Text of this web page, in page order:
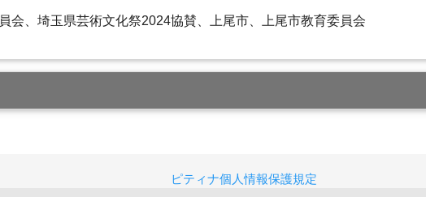
会、埼玉県芸術文化祭2024協賛、上尾市、上尾市教育委員会
ピティナ個人情報保護規定